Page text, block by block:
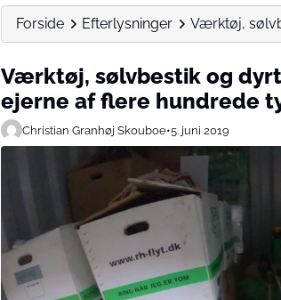
Forside Efterlysninger Værktøj,
Værktøj, sølvbestik og
ejerne af flere hundrede
Christian Granhøj Skouboe•5. juni 2019